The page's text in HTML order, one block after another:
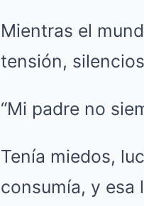
Mientras el
tensión,
“Mi padre no
Tenía miedos,
consumía, y esa